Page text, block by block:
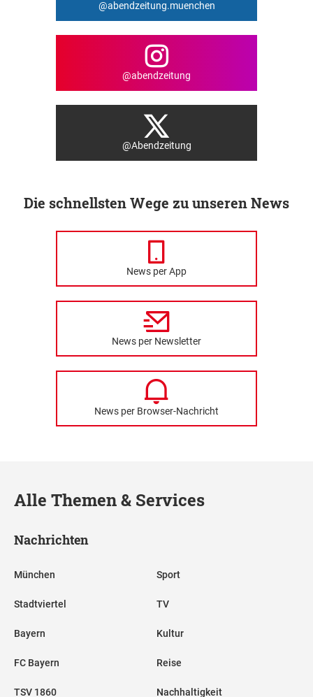
@abendzeitung.muenchen
@abendzeitung
@Abendzeitung
Die schnellsten Wege zu unseren News
News per App
News per Newsletter
News per Browser-Nachricht
Alle Themen & Services
Nachrichten
München
Stadtviertel
Bayern
FC Bayern
TSV 1860
Sport
TV
Kultur
Reise
Nachhaltigkeit